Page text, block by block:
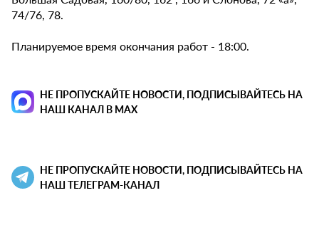
74/76, 78.
Планируемое время окончания работ - 18:00.
НЕ ПРОПУСКАЙТЕ НОВОСТИ, ПОДПИСЫВАЙТЕСЬ НА
НАШ КАНАЛ В MAX
НЕ ПРОПУСКАЙТЕ НОВОСТИ, ПОДПИСЫВАЙТЕСЬ НА
НАШ ТЕЛЕГРАМ-КАНАЛ